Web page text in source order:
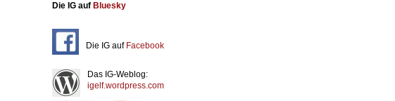
Die IG auf Bluesky
Die IG auf Facebook
Das IG-Weblog:
igelf.wordpress.com